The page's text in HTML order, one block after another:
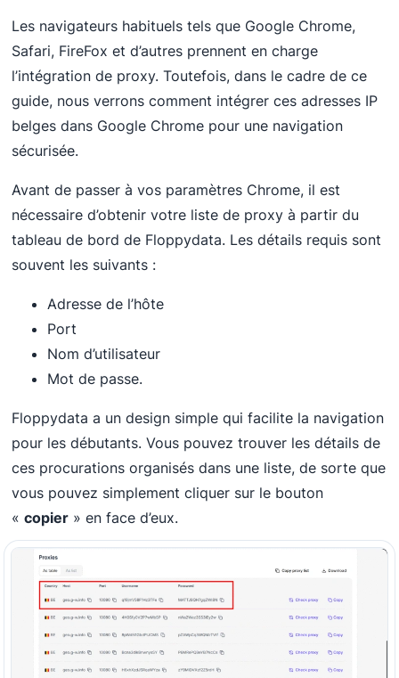
Les navigateurs habituels tels que Google Chrome,
Safari, FireFox et d’autres prennent en charge
l’intégration de proxy. Toutefois, dans le cadre de ce
guide, nous verrons comment intégrer ces adresses IP
belges dans Google Chrome pour une navigation
sécurisée.
Avant de passer à vos paramètres Chrome, il est
nécessaire d’obtenir votre liste de proxy à partir du
tableau de bord de Floppydata. Les détails requis sont
souvent les suivants :
Adresse de l’hôte
Port
Nom d’utilisateur
Mot de passe.
Floppydata a un design simple qui facilite la navigation
pour les débutants. Vous pouvez trouver les détails de
ces procurations organisés dans une liste, de sorte que
vous pouvez simplement cliquer sur le bouton
«copier » en face d’eux.